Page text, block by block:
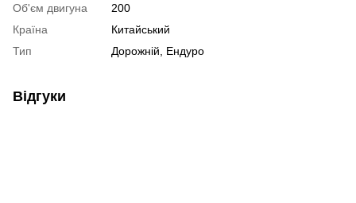
Об'єм двигуна
200
Країна
Китайський
Тип
Дорожній, Ендуро
Відгуки